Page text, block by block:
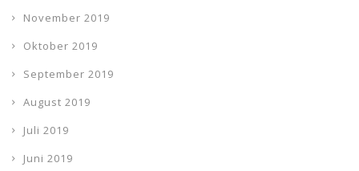
November 2019
Oktober 2019
September 2019
August 2019
Juli 2019
Juni 2019